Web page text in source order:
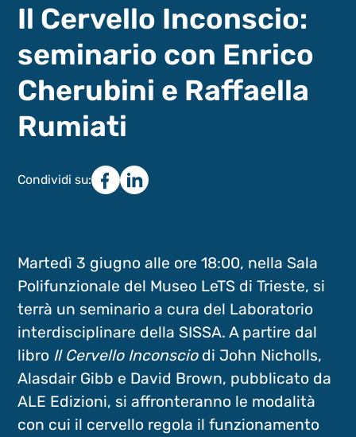
Il Cervello Inconscio:
seminario con Enrico
Cherubini e Raffaella
Rumiati
Condividi su:
Martedì 3 giugno alle ore 18:00, nella Sala
Polifunzionale del Museo LeTS di Trieste, si
terrà un seminario a cura del Laboratorio
interdisciplinare della SISSA. A partire dal
libro Il Cervello Inconsciodi John Nicholls,
Alasdair Gibb e David Brown, pubblicato da
ALE Edizioni, si affronteranno le modalità
con cui il cervello regola il funzionamento